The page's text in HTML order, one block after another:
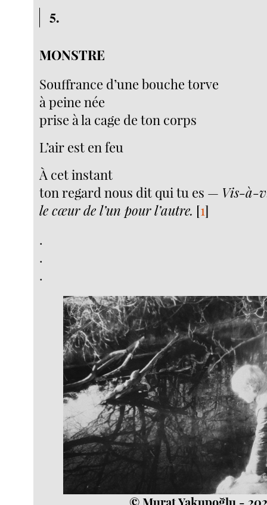
5.
MONSTRE
Souffrance d’une bouche torve
à peine née
prise à la cage de ton corps
L’air est en feu
À cet instant
ton regard nous dit qui tu es — Vis-à-
le cœur de l’un pour l’autre. [1]
.
.
.
© Murat Yakupoğlu -